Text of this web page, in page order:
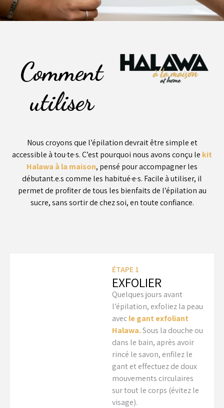
Comment
utiliser
Nous croyons que l’épilation devrait être simple et
accessible à tou·te·s. C’est pourquoi nous avons conçu le kit
Halawa à la maison, pensé pour accompagner les
débutant.e.s comme les habitué·e·s. Facile à utiliser, il
permet de profiter de tous les bienfaits de l’épilation au
sucre, sans sortir de chez soi, en toute confiance.
ÉTAPE 1
EXFOLIER
Quelques jours avant
l’épilation, exfoliez la peau
avecle gant exfoliant
Halawa.Sous la douche ou
dans le bain, après avoir
rincé le savon, enfilez le
gant et effectuez de doux
mouvements circulaires
sur tout le corps (évitez le
visage).